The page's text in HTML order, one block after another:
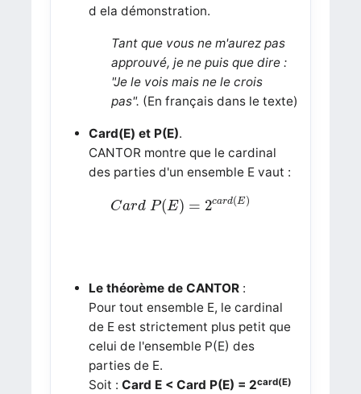
d ela démonstration.
Tant que vous ne m'aurez pas
approuvé, je ne puis que dire :
"Je le vois mais ne le crois
pas". (En français dans le texte)
Card(E) et P(E).
CANTOR montre que le cardinal
des parties d'un ensemble E vaut :
Card P(E) = 2card(E)
Ca d P(E)= card(E)
Le théorème de CANTOR:
Pour tout ensemble E, le cardinal
de E est strictement plus petit que
celui de l'ensemble P(E) des
parties de E.
Soit : Card E < Card P(E) = 2card(E)